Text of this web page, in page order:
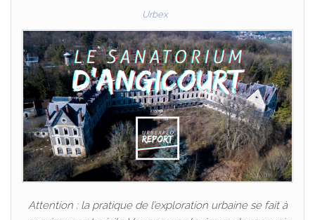
Urbex
Attention : la pratique de l’exploration urbaine se fait à